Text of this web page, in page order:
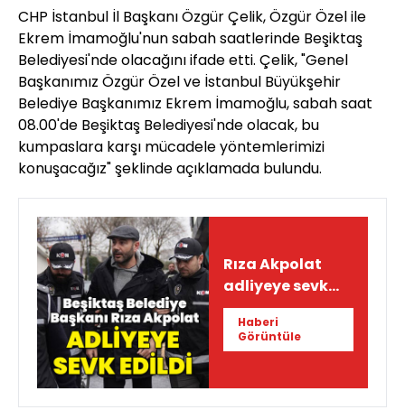
CHP İstanbul İl Başkanı Özgür Çelik, Özgür Özel ile
Ekrem İmamoğlu'nun sabah saatlerinde Beşiktaş
Belediyesi'nde olacağını ifade etti. Çelik, "Genel
Başkanımız Özgür Özel ve İstanbul Büyükşehir
Belediye Başkanımız Ekrem İmamoğlu, sabah saat
08.00'de Beşiktaş Belediyesi'nde olacak, bu
kumpaslara karşı mücadele yöntemlerimizi
konuşacağız" şeklinde açıklamada bulundu.
Rıza Akpolat
adliyeye sevk
edildi
Haberi
Görüntüle